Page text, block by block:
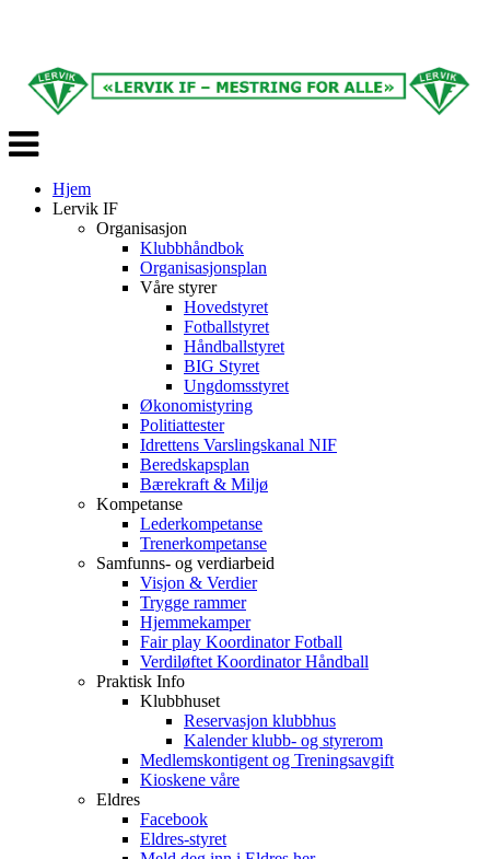
Veksle
navigasjon
Hjem
Lervik IF
Organisasjon
Klubbhåndbok
Organisasjonsplan
Våre styrer
Hovedstyret
Fotballstyret
Håndballstyret
BIG Styret
Ungdomsstyret
Økonomistyring
Politiattester
Idrettens Varslingskanal NIF
Beredskapsplan
Bærekraft & Miljø
Kompetanse
Lederkompetanse
Trenerkompetanse
Samfunns- og verdiarbeid
Visjon & Verdier
Trygge rammer
Hjemmekamper
Fair play Koordinator Fotball
Verdiløftet Koordinator Håndball
Praktisk Info
Klubbhuset
Reservasjon klubbhus
Kalender klubb- og styrerom
Medlemskontigent og Treningsavgift
Kioskene våre
Eldres
Facebook
Eldres-styret